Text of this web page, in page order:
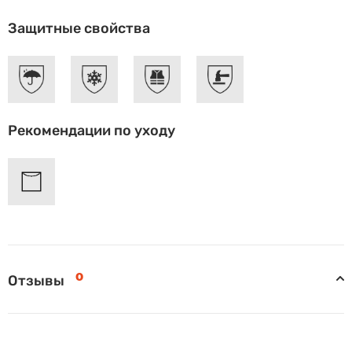
Защитные свойства
Рекомендации по уходу
Отзывы 0